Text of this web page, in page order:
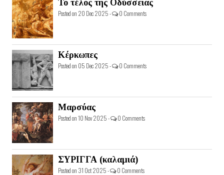
Το τέλος της Οδύσσειας
Posted on 20 Dec 2025 - 0 Comments
Κέρκωπες
Posted on 05 Dec 2025 - 0 Comments
Μαρσύας
Posted on 10 Nov 2025 - 0 Comments
ΣΥΡΙΓΓΑ (καλαμιά)
Posted on 31 Oct 2025 - 0 Comments